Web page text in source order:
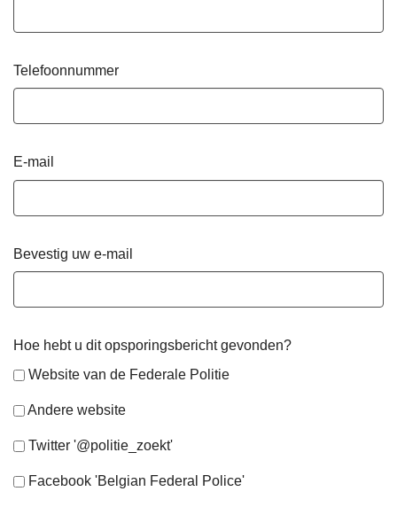
Telefoonnummer
E-mail
Bevestig uw e-mail
Hoe hebt u dit opsporingsbericht gevonden?
Website van de Federale Politie
Andere website
Twitter '@politie_zoekt'
Facebook 'Belgian Federal Police'